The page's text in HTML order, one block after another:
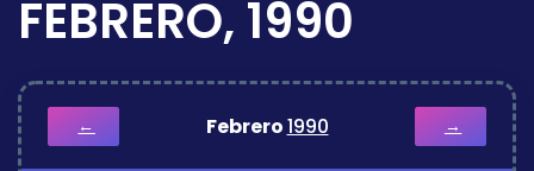
FEBRERO, 1990
← Febrero1990 →